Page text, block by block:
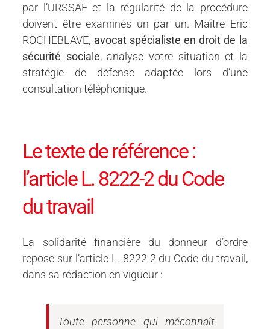
par l’URSSAF et la régularité de la procédure
doivent être examinés un par un. Maître Eric
ROCHEBLAVE, avocat spécialiste en droit de la
sécurité sociale, analyse votre situation et la
stratégie de défense adaptée lors d’une
consultation téléphonique.
Le texte de référence :
l’article L. 8222-2 du Code
du travail
La solidarité financière du donneur d’ordre
repose sur l’article L. 8222-2 du Code du travail,
dans sa rédaction en vigueur :
Toute personne qui méconnaît